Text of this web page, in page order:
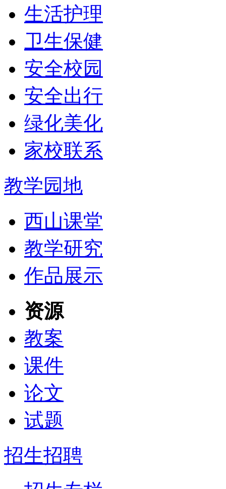
生活护理
卫生保健
安全校园
安全出行
绿化美化
家校联系
教学园地
西山课堂
教学研究
作品展示
资源
教案
课件
论文
试题
招生招聘